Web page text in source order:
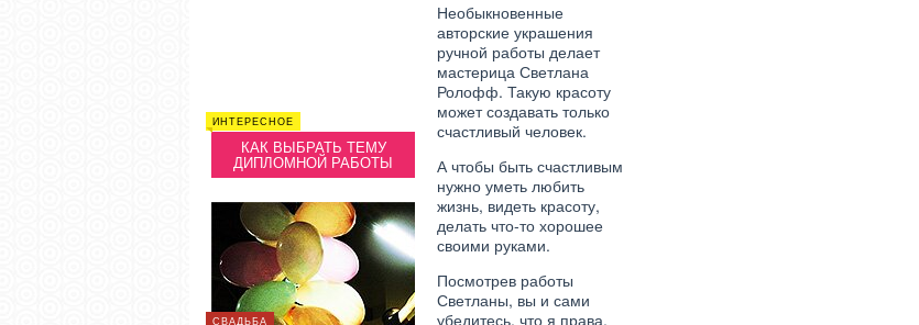
ИНТЕРЕСНОЕ
КАК ВЫБРАТЬ ТЕМУ
ДИПЛОМНОЙ РАБОТЫ
СВАДЬБА
ИНТЕРЕСНОЕ
УКРАШЕНИЯ ДЛЯ ВОЛОС
ЗДОРОВЬЕ
Необыкновенные
авторские украшения
ручной работы делает
мастерица Светлана
Ролофф. Такую красоту
может создавать только
счастливый человек.
А чтобы быть счастливым
нужно уметь любить
жизнь, видеть красоту,
делать что-то хорошее
своими руками.
Посмотрев работы
Светланы, вы и сами
убедитесь, что я права.